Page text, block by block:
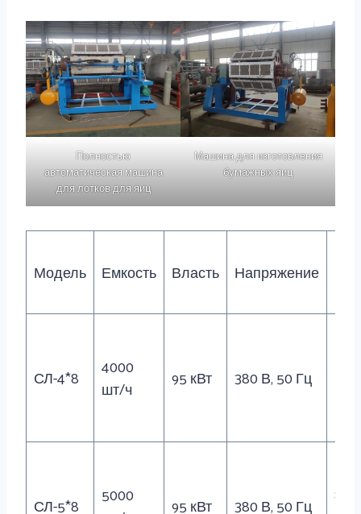
Полностью
автоматическая машина
для лотков для яиц
Машина для изготовления
бумажных яиц
Модель Емкость Власть Напряжение
СЛ-4*8
4000
шт/ч
95 кВт 380 В, 50 Гц
СЛ-5*8
5000
95 кВт 380 В, 50 Гц